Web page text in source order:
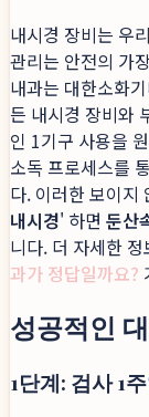
내시경 장비는 우
관리는 안전의 가
내과는 대한소화
든 내시경 장비와
인 1기구 사용을
소독 프로세스를
다. 이러한 보이지
내시경' 하면 둔산
니다. 더 자세한 정
과가 정답일까요?
성공적인
1단계: 검사 1